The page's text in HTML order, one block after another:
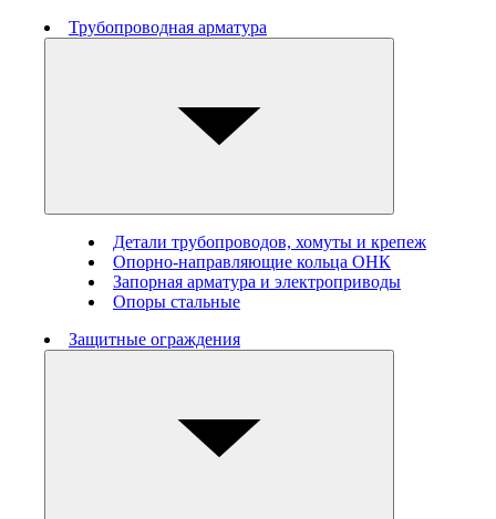
Трубопроводная арматура
Детали трубопроводов, хомуты и крепеж
Опорно-направляющие кольца ОНК
Запорная арматура и электроприводы
Опоры стальные
Защитные ограждения